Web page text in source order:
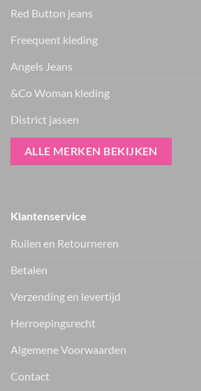
Red Button jeans
Freequent kleding
Angels Jeans
&Co Woman kleding
District jassen
ALLE MERKEN BEKIJKEN
Klantenservice
Ruilen en Retourneren
Betalen
Verzending en levertijd
Herroepingsrecht
Algemene Voorwaarden
Contact
Nieuwe items als eerste zien — geen spam,